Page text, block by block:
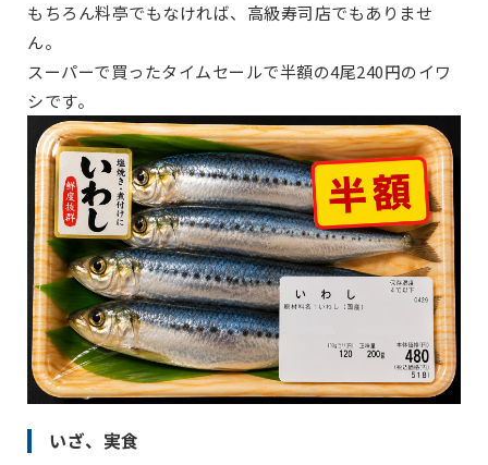
もちろん料亭でもなければ、高級寿司店でもありませ
ん。
スーパーで買ったタイムセールで半額の4尾240円のイワ
シです。
いざ、実食